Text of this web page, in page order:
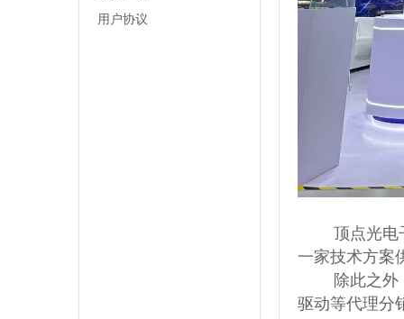
用户协议
顶点光电
一家技术方案
除此之外，
驱动等代理分